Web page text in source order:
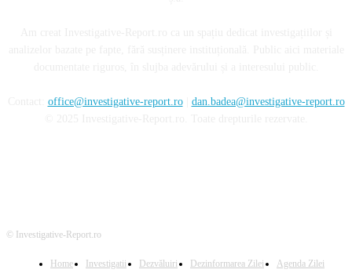
office@investigative-report.ro| dan.badea@investigative-report.ro
© Investigative-Report.ro
Home Investigatii Dezvăluiri Dezinformarea Zilei
Agenda Zilei